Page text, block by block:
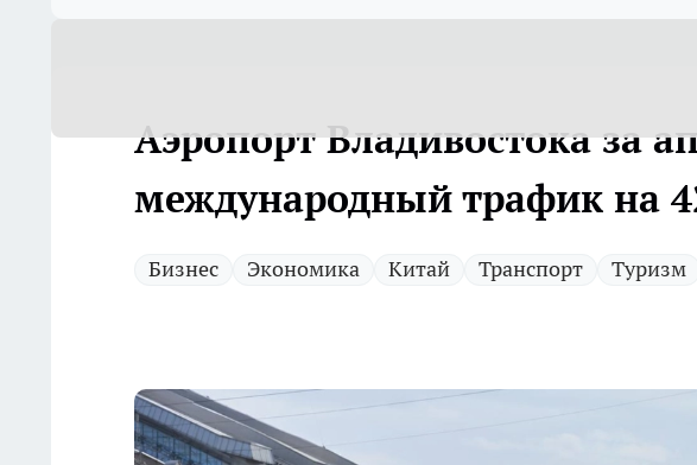
Аэропорт Владивостока за
международный трафик на
Бизнес Экономика Китай Транспорт Туризм